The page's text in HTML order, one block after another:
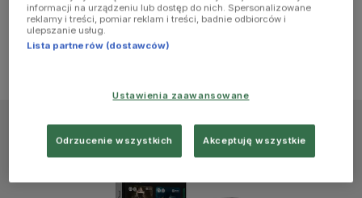
information)
informacji na urządzeniu lub dostęp do nich. Spersonalizowane
reklamy i treści, pomiar reklam i treści, badnie odbiorców i
ulepszanie usług.
Lista partnerów (dostawców)
Ustawienia zaawansowane
Odrzucenie wszystkich Akceptuję wszystkie